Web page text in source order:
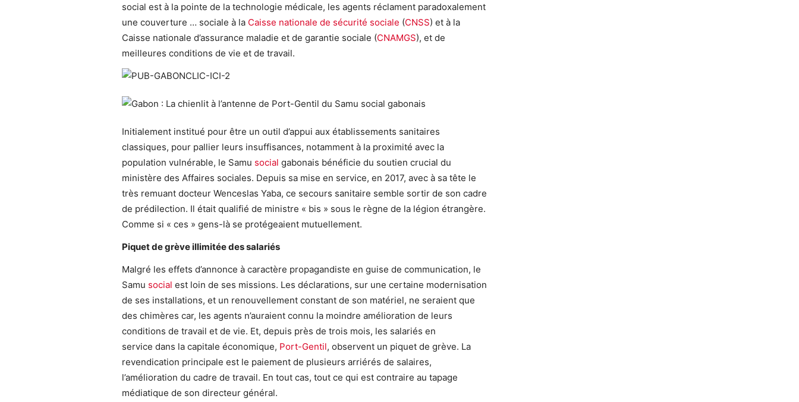
social est à la pointe de la technologie médicale, les agents réclament paradoxalement
une couverture … sociale à la Caisse nationale de sécurité sociale (CNSS) et à la
Caisse nationale d’assurance maladie et de garantie sociale (CNAMGS), et de
meilleures conditions de vie et de travail.
Initialement institué pour être un outil d’appui aux établissements sanitaires
classiques, pour pallier leurs insuffisances, notamment à la proximité avec la
population vulnérable, le Samu social gabonais bénéficie du soutien crucial du
ministère des Affaires sociales. Depuis sa mise en service, en 2017, avec à sa tête le
très remuant docteur Wenceslas Yaba, ce secours sanitaire semble sortir de son cadre
de prédilection. Il était qualifié de ministre « bis » sous le règne de la légion étrangère.
Comme si « ces » gens-là se protégeaient mutuellement.
Piquet de grève illimitée des salariés
Malgré les effets d’annonce à caractère propagandiste en guise de communication, le
Samu social est loin de ses missions. Les déclarations, sur une certaine modernisation
de ses installations, et un renouvellement constant de son matériel, ne seraient que
des chimères car, les agents n’auraient connu la moindre amélioration de leurs
conditions de travail et de vie. Et, depuis près de trois mois, les salariés en
service dans la capitale économique, Port-Gentil, observent un piquet de grève. La
revendication principale est le paiement de plusieurs arriérés de salaires,
l’amélioration du cadre de travail. En tout cas, tout ce qui est contraire au tapage
médiatique de son directeur général.